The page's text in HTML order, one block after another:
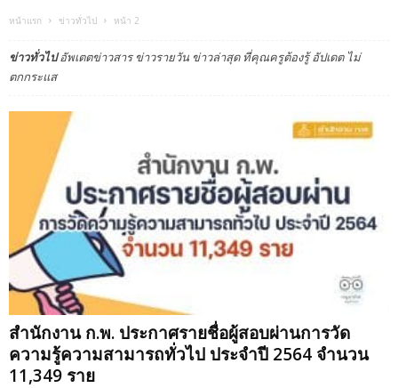
หน้าแรก ข่าวทั่วไป หน้า 2
ข่าวทั่วไปอัพเตตข่าวสาร ข่าวรายวัน ข่าวล่าสุด ที่คุณครูต้องรู้ อัปเดต ไม่
ตกกระแส
สำนักงาน ก.พ. ประกาศรายชื่อผู้สอบผ่านการวัด
ความรู้ความสามารถทั่วไป ประจำปี 2564 จำนวน
11,349 ราย